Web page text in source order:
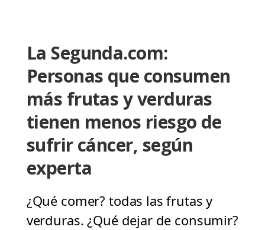
La Segunda.com:
Personas que consumen
más frutas y verduras
tienen menos riesgo de
sufrir cáncer, según
experta
¿Qué comer? todas las frutas y
verduras. ¿Qué dejar de consumir?